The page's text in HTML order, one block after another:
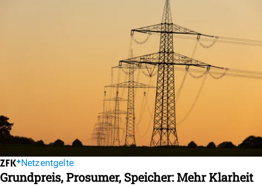
Netzentgelte
Grundpreis, Prosumer, Speicher: Mehr Klarheit